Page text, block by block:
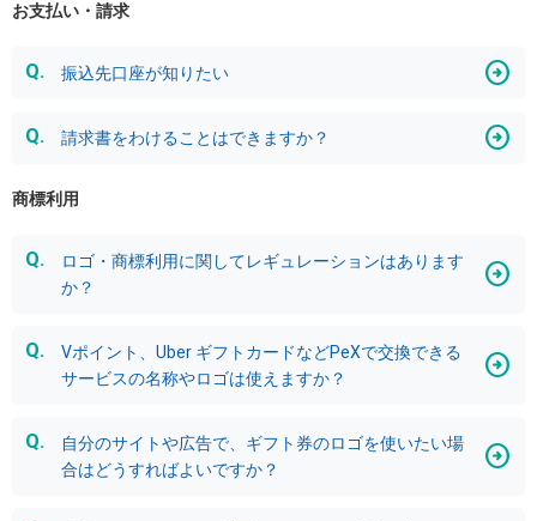
お支払い・請求
振込先口座が知りたい
請求書をわけることはできますか？
商標利用
ロゴ・商標利用に関してレギュレーションはあります
か？
Vポイント、Uber ギフトカードなどPeXで交換できる
サービスの名称やロゴは使えますか？
自分のサイトや広告で、ギフト券のロゴを使いたい場
合はどうすればよいですか？